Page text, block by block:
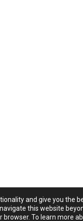
and give you the
this website
browser. To learn more